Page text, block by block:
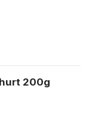
200g